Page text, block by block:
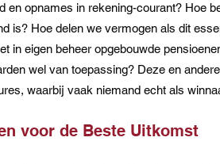
en opnames in rekening-courant? Hoe
is? Hoe delen we vermogen als dit
in eigen beheer opgebouwde
wel van toepassing? Deze en
waarbij vaak niemand echt als
voor de Beste Uitkomst